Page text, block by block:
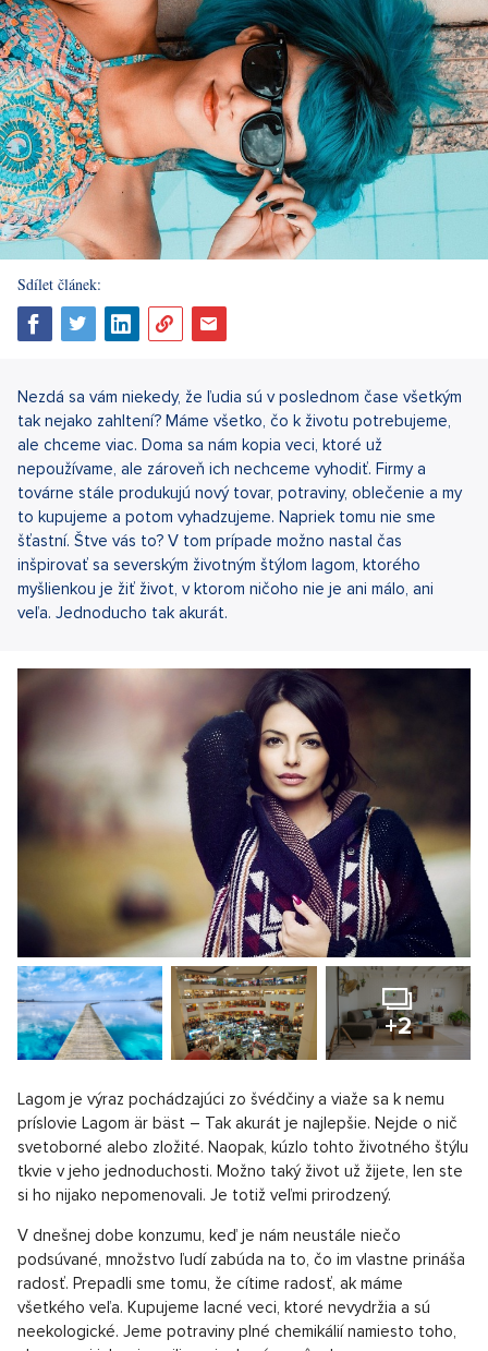
Sdílet článek:
Nezdá sa vám niekedy, že ľudia sú v poslednom čase všetkým
tak nejako zahltení? Máme všetko, čo k životu potrebujeme,
ale chceme viac. Doma sa nám kopia veci, ktoré už
nepoužívame, ale zároveň ich nechceme vyhodiť. Firmy a
továrne stále produkujú nový tovar, potraviny, oblečenie a my
to kupujeme a potom vyhadzujeme. Napriek tomu nie sme
šťastní. Štve vás to? V tom prípade možno nastal čas
inšpirovať sa severským životným štýlom lagom, ktorého
myšlienkou je žiť život, v ktorom ničoho nie je ani málo, ani
veľa. Jednoducho tak akurát.
+2
Lagom je výraz pochádzajúci zo švédčiny a viaže sa k nemu
príslovie Lagom är bäst – Tak akurát je najlepšie. Nejde o nič
svetoborné alebo zložité. Naopak, kúzlo tohto životného štýlu
tkvie v jeho jednoduchosti. Možno taký život už žijete, len ste
si ho nijako nepomenovali. Je totiž veľmi prirodzený.
V dnešnej dobe konzumu, keď je nám neustále niečo
podsúvané, množstvo ľudí zabúda na to, čo im vlastne prináša
radosť. Prepadli sme tomu, že cítime radosť, ak máme
všetkého veľa. Kupujeme lacné veci, ktoré nevydržia a sú
neekologické. Jeme potraviny plné chemikálií namiesto toho,